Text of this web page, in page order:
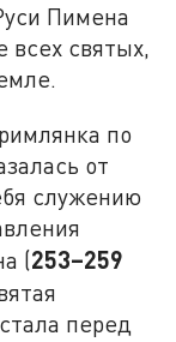
Пимена
всех святых,
по
от
служению
(253–259
перед